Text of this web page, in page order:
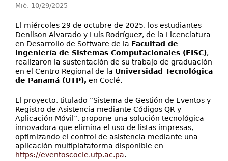
Mié, 10/29/2025
El miércoles 29 de octubre de 2025, los estudiantes
Denilson Alvarado y Luis Rodríguez, de la Licenciatura
en Desarrollo de Software de la Facultad de
Ingeniería de Sistemas Computacionales (FISC),
realizaron la sustentación de su trabajo de graduación
en el Centro Regional de la Universidad Tecnológica
de Panamá (UTP), en Coclé.
El proyecto, titulado “Sistema de Gestión de Eventos y
Registro de Asistencia mediante Códigos QR y
Aplicación Móvil”, propone una solución tecnológica
innovadora que elimina el uso de listas impresas,
optimizando el control de asistencia mediante una
aplicación multiplataforma disponible en
https://eventoscocle.utp.ac.pa.